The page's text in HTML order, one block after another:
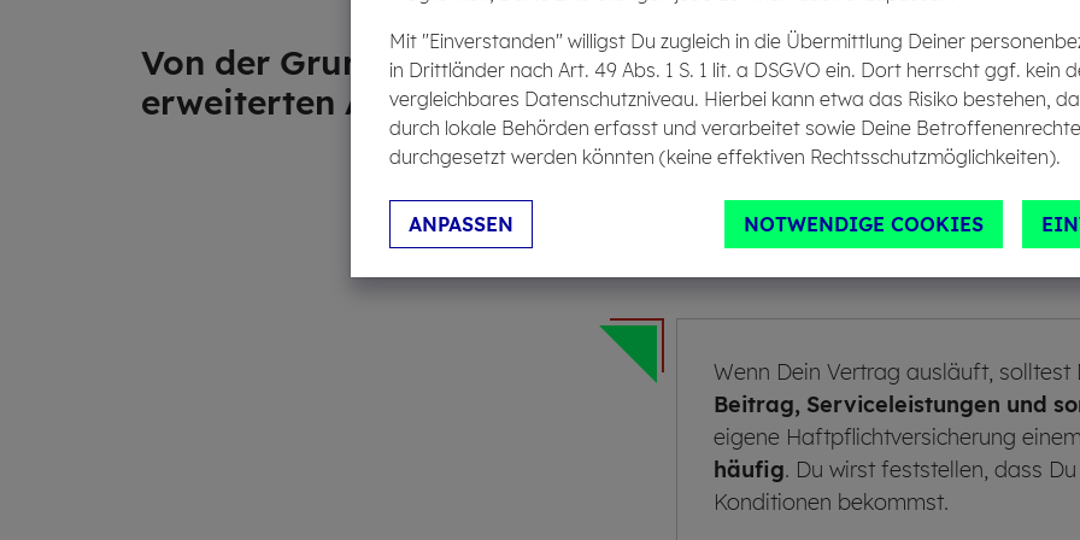
Mit "Einverstanden" willigst Du zugleich in die Übermittlung Deiner
in Drittländer nach Art. 49 Abs. 1 S. 1 lit. a DSGVO ein. Dort herrscht ggf. kein
vergleichbares Datenschutzniveau. Hierbei kann etwa das Risiko bestehen,
durch lokale Behörden erfasst und verarbeitet sowie Deine
durchgesetzt werden könnten (keine effektiven Rechtsschutzmöglichkeiten).
ANPASSEN NOTWENDIGE COOKIES
Von der Grund- zur
erwei­terten Absi­che­rung
Du suchst nach einerbesseren Absicherung
Vergleich vonGrundschutz und
familiären Umstände ändern.Kinder oder
Versicherte ihre Verträge überprüfen sollten.
Alleinerziehende mit Kindprofitieren in der
Tarifen und Leistungen.
Wenn Dein Vertrag ausläuft, solltest
Beitrag, Serviceleistungen und
eigene Haftpflichtversicherung
häufig. Du wirst feststellen, dass
Konditionen bekommst.